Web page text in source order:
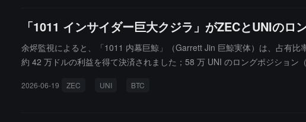
「1011 インサイダー巨大クジラ」がZECとUNIの
余烬監視によると、「1011 内幕巨鯨」（Garrett Jin 巨鯨実体）は、占有
約 42 万ドルの利益を得て決済されました；58 万 UNI のロングポジショ
2026-06-19 ZEC UNI BTC